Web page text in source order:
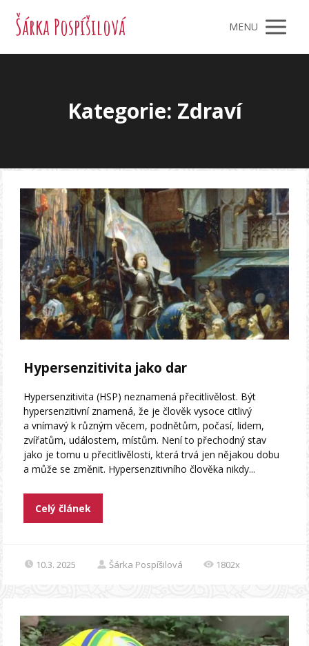
Šárka Pospíšilová MENU
Kategorie: Zdraví
Hypersenzitivita jako dar
Hypersenzitivita (HSP) neznamená přecitlivělost. Být
hypersenzitivní znamená, že je člověk vysoce citlivý
a vnímavý k různým věcem, podnětům, počasí, lidem,
zvířatům, událostem, místům. Není to přechodný stav
jako je tomu u přecitlivělosti, která trvá jen nějakou dobu
a může se změnit. Hypersenzitivního člověka nikdy...
Celý článek
10.3. 2025 Šárka Pospíšilová 1802x